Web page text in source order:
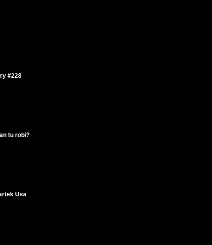
#228
tu robi?
Usa